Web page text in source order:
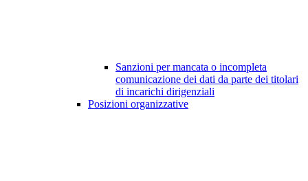
Sanzioni per mancata o incompleta
comunicazione dei dati da parte dei titolari
di incarichi dirigenziali
Posizioni organizzative